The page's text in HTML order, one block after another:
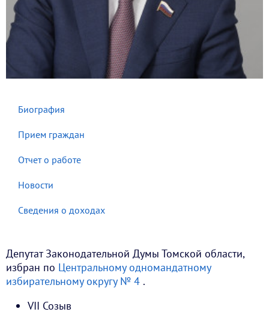
Депутат Законодательной Думы Томской области,
избран по Центральному одномандатному
избирательному округу № 4 .
VII Созыв
Биография
Прием граждан
Отчет о работе
Новости
Сведения о доходах